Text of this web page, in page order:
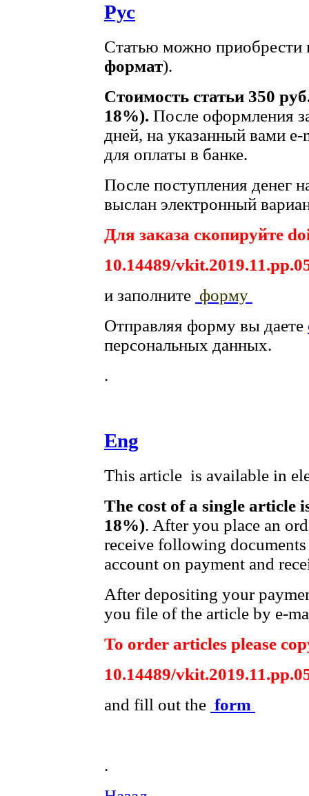
Рус
Статью можно приобрести
формат).
Стоимость статьи 350
18%). После оформления
дней, на указанный вами
для оплаты в банке.
После поступления денег
выслан электронный
Для заказа скопируйте
10.14489/
и заполните форму
Отправляя форму вы даете
персональных данных.
.
Eng
This article is available in
The cost of a single article
18%). After you place an
receive following
account on payment and
After depositing your
you file of the article by e-
To order articles please
10.14489/
and fill out the form
.